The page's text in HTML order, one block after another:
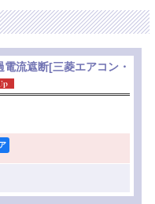
電流遮断[三菱エアコン・